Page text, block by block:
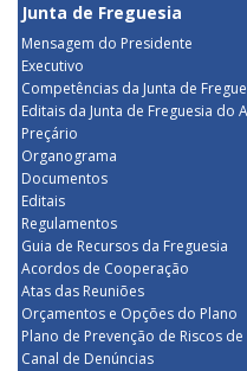
Junta de Freguesia
Mensagem do Presidente
Executivo
Competências da Junta de
Editais da Junta de Freguesia do
Preçário
Organograma
Documentos
Editais
Regulamentos
Guia de Recursos da Freguesia
Acordos de Cooperação
Atas das Reuniões
Orçamentos e Opções do Plano
Plano de Prevenção de Riscos
Canal de Denúncias